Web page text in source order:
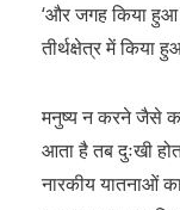
‘और जगह किया हुआ
तीर्थक्षेत्र में किया
मनुष्य न करने जैसे
आता है तब दुःखी
नारकीय यातनाओं